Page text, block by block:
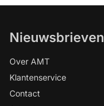
Nieuwsbrieven
Over AMT
Klantenservice
Contact